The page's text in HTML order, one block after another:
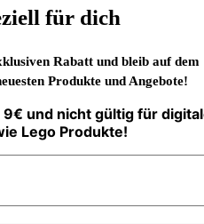
für dich
Rabatt und bleib auf dem
Produkte und Angebote!
und nicht gültig für
Lego Produkte!